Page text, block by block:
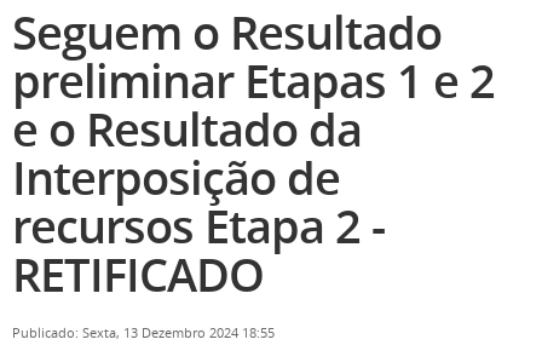
Seguem o Resultado
preliminar Etapas 1 e 2
e o Resultado da
Interposição de
recursos Etapa 2 -
RETIFICADO
Publicado: Sexta, 13 Dezembro 2024 18:55